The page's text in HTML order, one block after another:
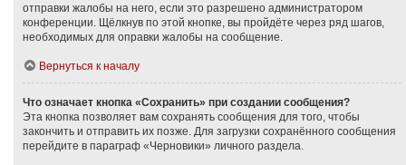
отправки жалобы на него, если это разрешено администратором
конференции. Щёлкнув по этой кнопке, вы пройдёте через ряд шагов,
необходимых для оправки жалобы на сообщение.
Вернуться к началу
Что означает кнопка «Сохранить» при создании сообщения?
Эта кнопка позволяет вам сохранять сообщения для того, чтобы
закончить и отправить их позже. Для загрузки сохранённого сообщения
перейдите в параграф «Черновики» личного раздела.